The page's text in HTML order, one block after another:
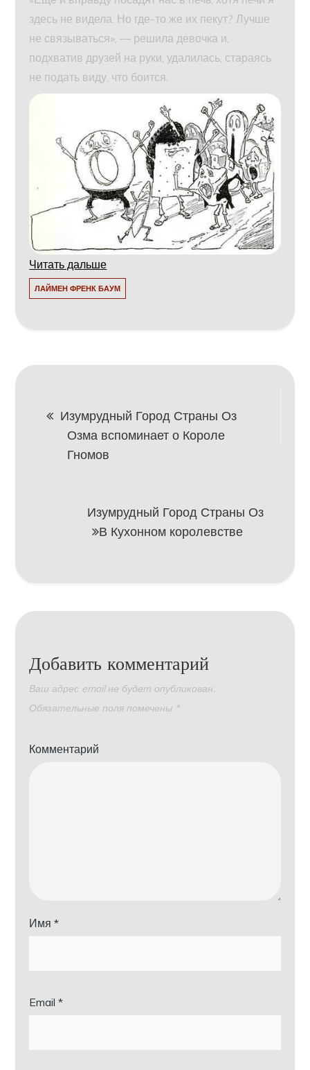
здесь не видела. Но где-то же их пекут? Лучше
не связываться», — решила девочка и,
подхватив друзей на руки, удалилась, стараясь
не подать виду, что боится.
Читать дальше
ЛАЙМЕН ФРЕНК БАУМ
Навигация
Изумрудный Город Страны Оз
Озма вспоминает о Короле
Гномов
Изумрудный Город Страны Оз
В Кухонном королевстве
Добавить комментарий
Ваш адрес email не будет опубликован.
Обязательные поля помечены *
Комментарий
Имя*
Email*